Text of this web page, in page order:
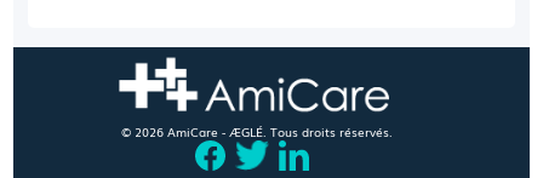
© 2026 AmiCare - ÆGLÉ. Tous droits réservés.